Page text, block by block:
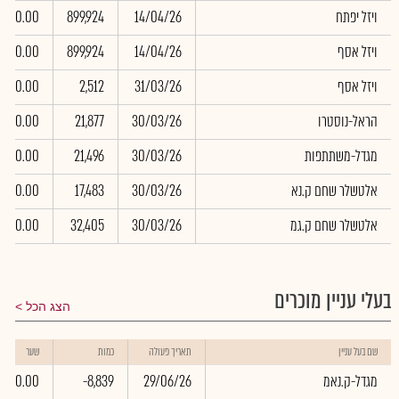
ויזל יפתח
14/04/26
899,924
0.00
ויזל אסף
14/04/26
899,924
0.00
ויזל אסף
31/03/26
2,512
0.00
הראל-נוסטרו
30/03/26
21,877
0.00
מגדל-משתתפות
30/03/26
21,496
0.00
אלטשלר שחם ק.נא
30/03/26
17,483
0.00
אלטשלר שחם ק.גמ
30/03/26
32,405
0.00
בעלי עניין מוכרים הצג הכל
שם בעל עניין תאריך פעולה כמות שער
מגדל-ק.נאמ 29/06/26
-8,839
0.00